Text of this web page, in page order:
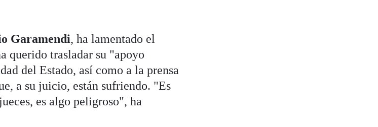
Garamendi, ha lamentado el
querido trasladar su "apoyo
del Estado, así como a la prensa
a su juicio, están sufriendo. "Es
es algo peligroso", ha